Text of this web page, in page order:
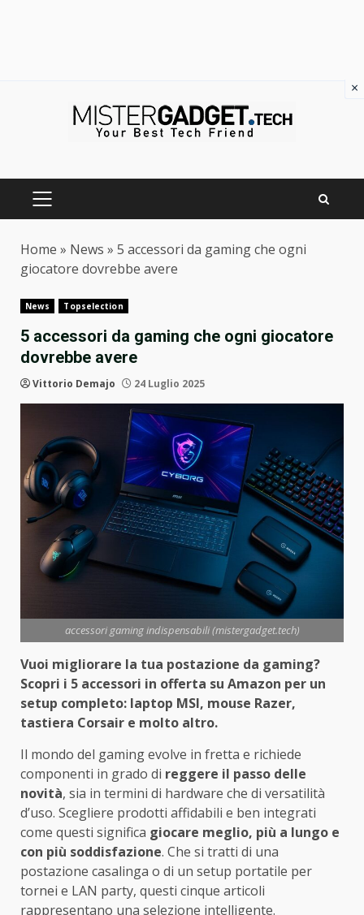
PRIMARY
Home » News » 5 accessori da gaming che ogni
giocatore dovrebbe avere
News Topselection
5 accessori da gaming che ogni giocatore
dovrebbe avere
Vittorio Demajo 24 Luglio 2025
accessori gaming indispensabili (mistergadget.tech)
Vuoi migliorare la tua postazione da gaming?
Scopri i 5 accessori in offerta su Amazon per un
setup completo: laptop MSI, mouse Razer,
tastiera Corsair e molto altro.
Il mondo del gaming evolve in fretta e richiede
componenti in grado di reggere il passo delle
novità, sia in termini di hardware che di versatilità
d’uso. Scegliere prodotti affidabili e ben integrati
come questi significa giocare meglio, più a lungo e
con più soddisfazione. Che si tratti di una
postazione casalinga o di un setup portatile per
tornei e LAN party, questi cinque articoli
rappresentano una selezione intelligente.
×